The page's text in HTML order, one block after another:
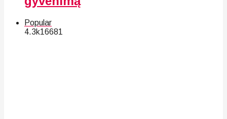
Popular
4.3k16681